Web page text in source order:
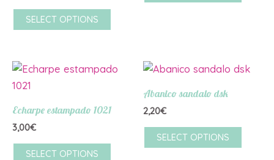
SELECT OPTIONS
Echarpe estampado 1021
3,00€
SELECT OPTIONS
Abanico sandalo dsk
2,20€
SELECT OPTIONS